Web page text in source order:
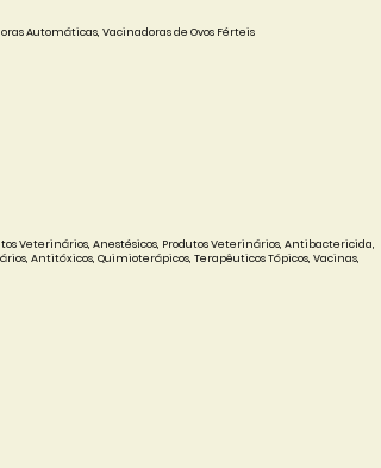
Automáticas, Vacinadoras de Ovos Férteis
Veterinários, Anestésicos, Produtos Veterinários, Antibactericida,
Antitóxicos, Quimioterápicos, Terapêuticos Tópicos, Vacinas,